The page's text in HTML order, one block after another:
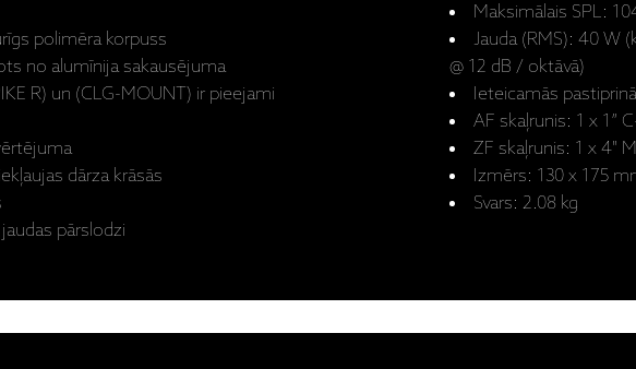
polimēra korpuss
no alumīnija sakausējuma
R) un (CLG-MOUNT) ir pieejami
dārza krāsās
pārslodzi
Maksimālais SPL:
Jauda (RMS): 40 W
@ 12 dB / oktāvā)
Ieteicamās
AF skaļrunis: 1 x 1”
ZF skaļrunis: 1 x 4"
Izmērs: 130 x 175
Svars: 2.08 kg